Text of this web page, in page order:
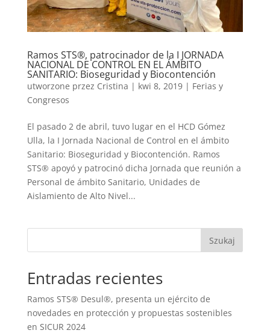
Ramos STS®, patrocinador de la I JORNADA
NACIONAL DE CONTROL EN EL ÁMBITO
SANITARIO: Bioseguridad y Biocontención
utworzone przez Cristina | kwi 8, 2019| Ferias y
Congresos
El pasado 2 de abril, tuvo lugar en el HCD Gómez
Ulla, la I Jornada Nacional de Control en el ámbito
Sanitario: Bioseguridad y Biocontención. Ramos
STS® apoyó y patrocinó dicha Jornada que reunión a
Personal de ámbito Sanitario, Unidades de
Aislamiento de Alto Nivel...
Szukaj
Entradas recientes
Ramos STS® Desul®, presenta un ejército de
novedades en protección y propuestas sostenibles
en SICUR 2024